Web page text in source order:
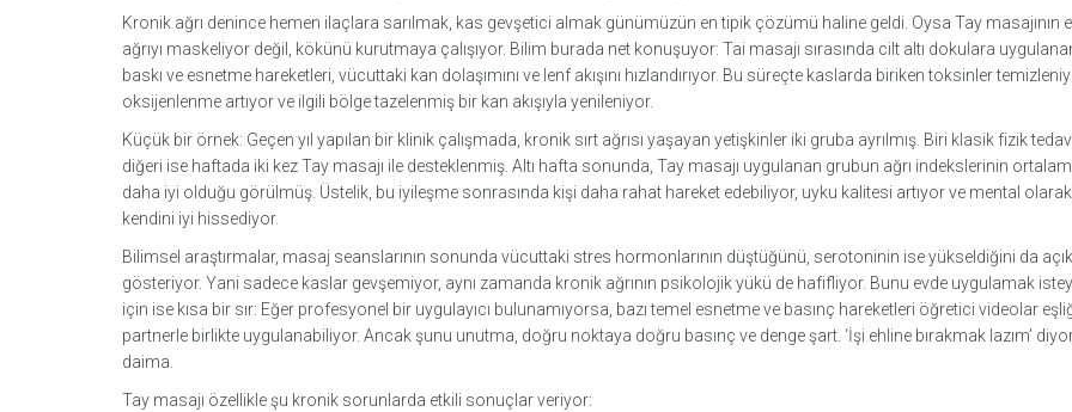
Kronik ağrı denince hemen ilaçlara sarılmak, kas gevşetici almak günümüzün en tipik çözümü haline geldi. Oysa Tay masajının
ağrıyı maskeliyor değil, kökünü kurutmaya çalışıyor. Bilim burada net konuşuyor: Tai masajı sırasında cilt altı dokulara
baskı ve esnetme hareketleri, vücuttaki kan dolaşımını ve lenf akışını hızlandırıyor. Bu süreçte kaslarda biriken toksinler
oksijenlenme artıyor ve ilgili bölge tazelenmiş bir kan akışıyla yenileniyor.
Küçük bir örnek: Geçen yıl yapılan bir klinik çalışmada, kronik sırt ağrısı yaşayan yetişkinler iki gruba ayrılmış. Biri klasik fizik
diğeri ise haftada iki kez Tay masajı ile desteklenmiş. Altı hafta sonunda, Tay masajı uygulanan grubun ağrı indekslerinin
daha iyi olduğu görülmüş. Üstelik, bu iyileşme sonrasında kişi daha rahat hareket edebiliyor, uyku kalitesi artıyor ve mental
kendini iyi hissediyor.
Bilimsel araştırmalar, masaj seanslarının sonunda vücuttaki stres hormonlarının düştüğünü, serotoninin ise yükseldiğini da
gösteriyor. Yani sadece kaslar gevşemiyor, aynı zamanda kronik ağrının psikolojik yükü de hafifliyor. Bunu evde uygulamak
için ise kısa bir sır: Eğer profesyonel bir uygulayıcı bulunamıyorsa, bazı temel esnetme ve basınç hareketleri öğretici videolar
partnerle birlikte uygulanabiliyor. Ancak şunu unutma, doğru noktaya doğru basınç ve denge şart. ‘İşi ehline bırakmak lazım’
daima.
Tay masajı özellikle şu kronik sorunlarda etkili sonuçlar veriyor: